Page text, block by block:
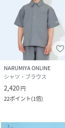
NARUMIYA ONLINE
シャツ・ブラウス
2,420円
22ポイント(1倍)